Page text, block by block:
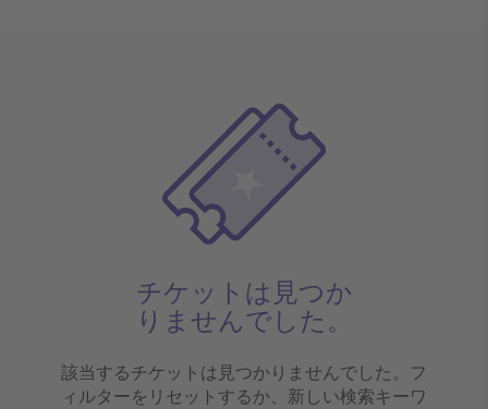
チケットは見つか
りませんでした。
該当するチケットは見つかりませんでした。フ
ィルターをリセットするか、新しい検索キーワ